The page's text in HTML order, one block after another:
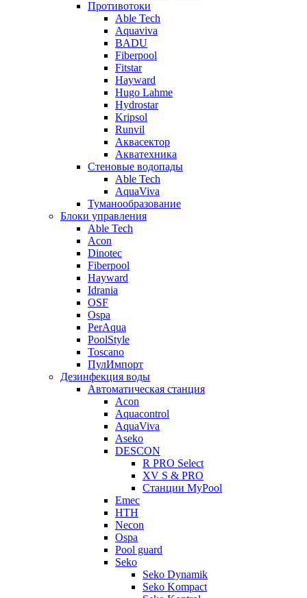
Противотоки
Able Tech
Aquaviva
BADU
Fiberpool
Fitstar
Hayward
Hugo Lahme
Hydrostar
Kripsol
Runvil
Аквасектор
Акватехника
Стеновые водопады
Able Tech
AquaViva
Туманообразование
Блоки управления
Able Tech
Acon
Dinotec
Fiberpool
Hayward
Idrania
OSF
Ospa
PerAqua
PoolStyle
Toscano
ПулИмпорт
Дезинфекция воды
Автоматическая станция
Acon
Aquacontrol
AquaViva
Aseko
DESCON
R PRO Select
XV S & PRO
Станции MyPool
Emec
HTH
Necon
Ospa
Pool guard
Seko
Seko Dynamik
Seko Kompact